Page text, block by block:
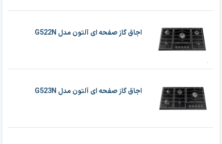
اجاق گاز صفحه ای آلتون مدل G522N
اجاق گاز صفحه ای آلتون مدل G523N